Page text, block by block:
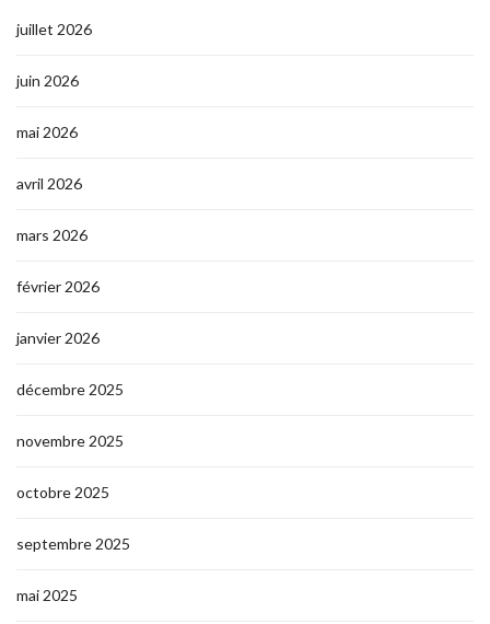
juillet 2026
juin 2026
mai 2026
avril 2026
mars 2026
février 2026
janvier 2026
décembre 2025
novembre 2025
octobre 2025
septembre 2025
mai 2025